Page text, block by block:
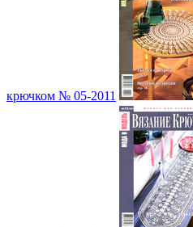
крючком № 05-2011